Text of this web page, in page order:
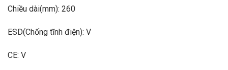
Chiều dài(mm): 260
ESD(Chống tĩnh điện): V
CE: V